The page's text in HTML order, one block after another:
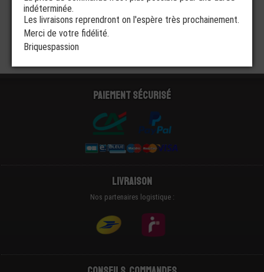
Paiement sécurisé
Livraison
Nos partenaires logistique :
indéterminée.
Les livraisons reprendront on l'espère très prochainement.
Merci de votre fidélité.
Briquespassion